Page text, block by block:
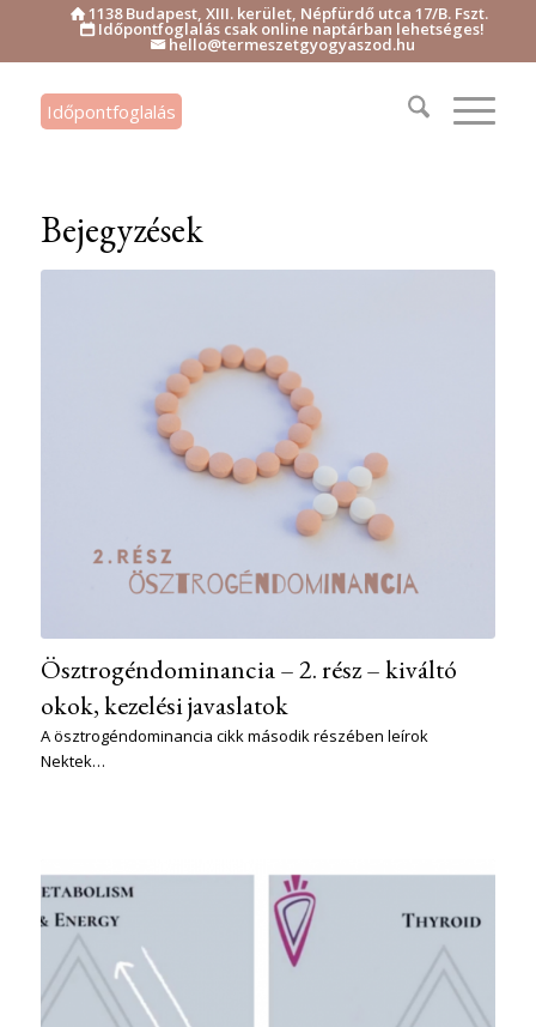
1138 Budapest, XIII. kerület, Népfürdő utca 17/B. Fszt.
 Időpontfoglalás csak online naptárban lehetséges!
 hello@termeszetgyogyaszod.hu
Időpontfoglalás
Ösztrogéndominancia – 2. rész – kiváltó
okok, kezelési javaslatok
A ösztrogéndominancia cikk második részében leírok
Nektek…